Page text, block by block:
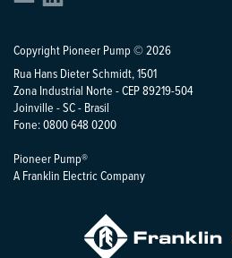
Copyright Pioneer Pump © 2026
Rua Hans Dieter Schmidt, 1501
Zona Industrial Norte - CEP 89219-504
Joinville - SC - Brasil
Fone: 0800 648 0200
Pioneer Pump®
A Franklin Electric Company